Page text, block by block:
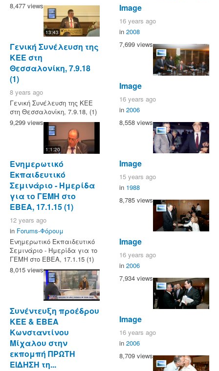
8,477 views
13:43
Γενική Συνέλευση της
ΚΕΕ στη
Θεσσαλονίκη, 7.9.18
(1)
8 years ago
Γενική Συνέλευση της ΚΕΕ
στη Θεσσαλονίκη, 7.9.18, (1)
9,299 views
1:1:20
Ενημερωτικό
Εκπαιδευτικό
Σεμινάριο - Ημερίδα
για το ΓΕΜΗ στο
ΕΒΕΑ, 17.1.15 (1)
12 years ago
in Forums-Φόρουμ
Ενημερωτικό Εκπαιδευτικό
Σεμινάριο - Ημερίδα για το
ΓΕΜΗ στο ΕΒΕΑ, 17.1.15 (1)
8,015 views
Συνέντευξη προέδρου
ΚΕΕ & ΕΒΕΑ
Κωνσταντίνου
Μίχαλου στην
εκπομπή ΠΡΩΤΗ
ΕΙΔΗΣΗ τη...
Image
16 years ago
in 2008
7,699 views
Image
16 years ago
in 2006
8,558 views
Image
15 years ago
in 1988
8,785 views
Image
16 years ago
in 2006
7,934 views
Image
16 years ago
in 2006
8,709 views